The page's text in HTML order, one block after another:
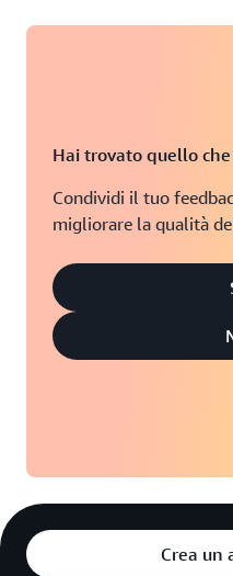
Minneapolis, Minnesota
Hai trovato quello che
Condividi il tuo
migliorare la qualità
Crea un